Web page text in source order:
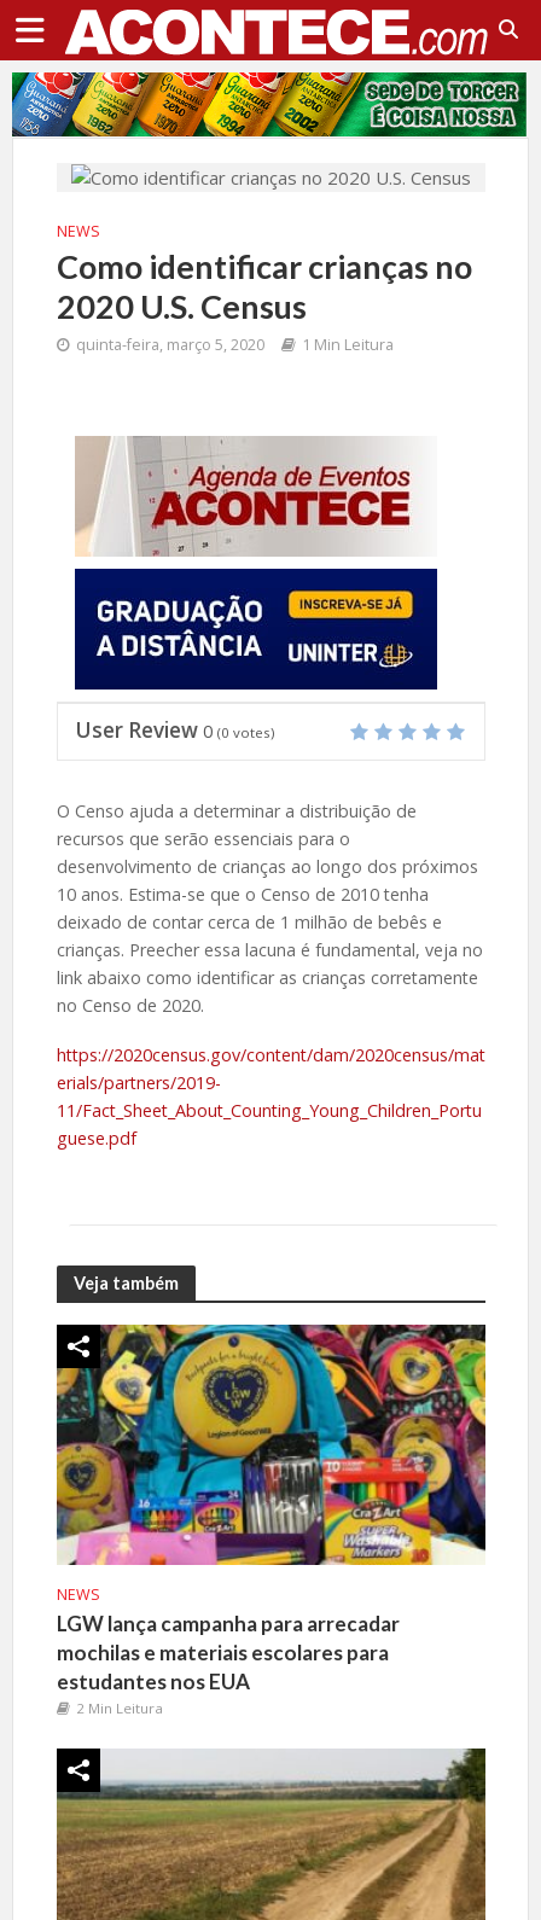
NEWS
Como identificar crianças no
2020 U.S. Census
quinta-feira, março 5, 2020 1 Min Leitura
User Review 0 (0 votes)
O Censo ajuda a determinar a distribuição de
recursos que serão essenciais para o
desenvolvimento de crianças ao longo dos próximos
10 anos. Estima-se que o Censo de 2010 tenha
deixado de contar cerca de 1 milhão de bebês e
crianças. Preecher essa lacuna é fundamental, veja no
link abaixo como identificar as crianças corretamente
no Censo de 2020.
https://2020census.gov/content/dam/2020census/mat
erials/partners/2019-
11/Fact_Sheet_About_Counting_Young_Children_Portu
guese.pdf
Veja também
NEWS
LGW lança campanha para arrecadar
mochilas e materiais escolares para
estudantes nos EUA
2 Min Leitura